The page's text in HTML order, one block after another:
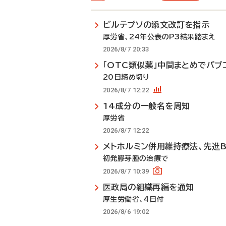
ビルテプソの添文改訂を指示
厚労省、24年公表のP3結果踏まえ
2026/8/7 20:33
「OTC類似薬」中間まとめでパブ
20日締め切り
2026/8/7 12:22
14成分の一般名を周知
厚労省
2026/8/7 12:22
メトホルミン併用維持療法、先進
初発膠芽腫の治療で
2026/8/7 10:39
医政局の組織再編を通知
厚生労働省、4日付
2026/8/6 19:02